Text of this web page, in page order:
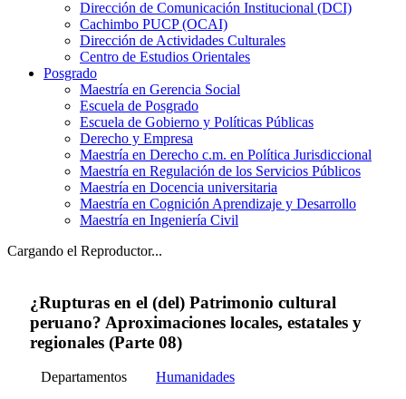
Dirección de Comunicación Institucional (DCI)
Cachimbo PUCP (OCAI)
Dirección de Actividades Culturales
Centro de Estudios Orientales
Posgrado
Maestría en Gerencia Social
Escuela de Posgrado
Escuela de Gobierno y Políticas Públicas
Derecho y Empresa
Maestría en Derecho c.m. en Política Jurisdiccional
Maestría en Regulación de los Servicios Públicos
Maestría en Docencia universitaria
Maestría en Cognición Aprendizaje y Desarrollo
Maestría en Ingeniería Civil
Cargando el Reproductor...
¿Rupturas en el (del) Patrimonio cultural
peruano? Aproximaciones locales, estatales y
regionales (Parte 08)
Departamentos
Humanidades